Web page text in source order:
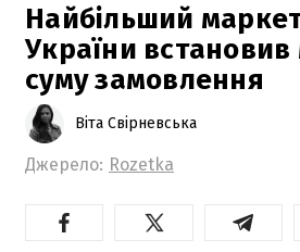
Найбільший
України встановив
суму замовлення
Віта Свірневська
Джерело: Rozetka